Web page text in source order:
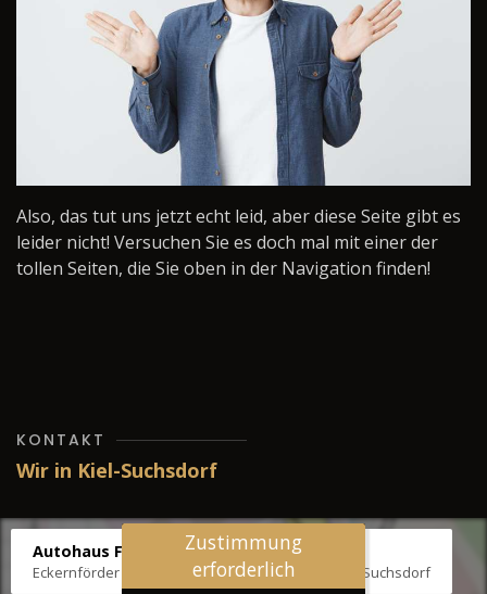
Also, das tut uns jetzt echt leid, aber diese Seite gibt es
leider nicht! Versuchen Sie es doch mal mit einer der
tollen Seiten, die Sie oben in der Navigation finden!
KONTAKT
Wir in Kiel-Suchsdorf
Autohaus Fräter
Eckernförder Str. /Klausbrooker Weg 1, 24107 Kiel-Suchsdorf
Zustimmung
erforderlich